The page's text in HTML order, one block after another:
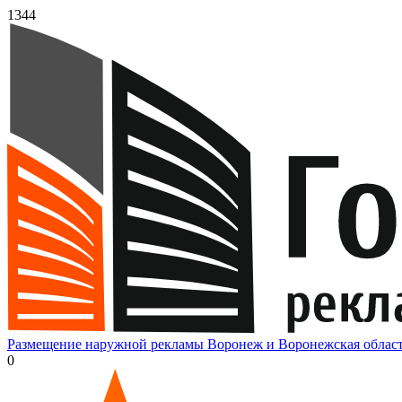
1344
Размещение наружной рекламы Воронеж и Воронежская
0